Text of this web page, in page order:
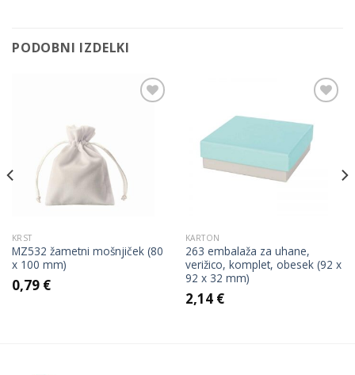
PODOBNI IZDELKI
KRST
MZ532 žametni mošnjiček (80
x 100 mm)
0,79 €
Add to
Wishlist
KARTON
263 embalaža za uhane,
verižico, komplet, obesek (92 x
92 x 32 mm)
2,14 €